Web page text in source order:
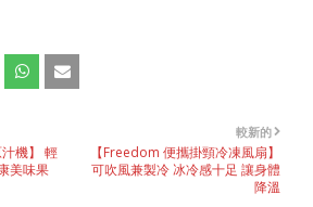
較新的
【Freedom 便攜掛頸冷凍風扇】
可吹風兼製冷 冰冷感十足 讓身體
降溫
汁機】 輕
美味果